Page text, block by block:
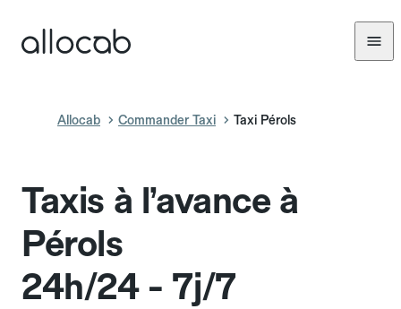
Allocab Commander Taxi Taxi Pérols
Taxis à l’avance à
Pérols
24h/24 - 7j/7